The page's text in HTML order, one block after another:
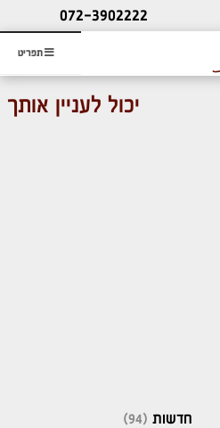
תפריט
ליעוץ חינם
והזמנת כרטיס שמחות
072-3902222
יכול לעניין אותך
חדשות (94)